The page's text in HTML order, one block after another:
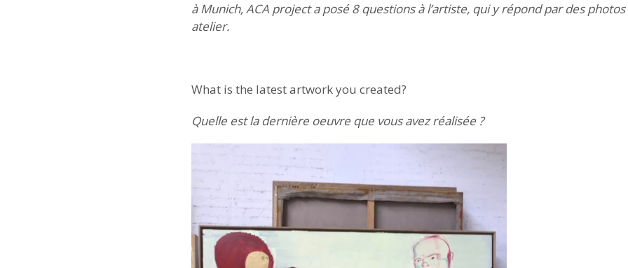
à Munich, ACA project a posé 8 questions à l’artiste, qui y répond par des
atelier.
What is the latest artwork you created?
Quelle est la dernière oeuvre que vous avez réalisée ?